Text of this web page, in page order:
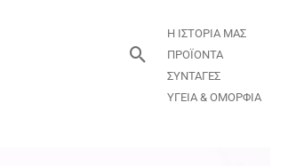
Αναζήτηση
Η ΙΣΤΟΡΙΑ ΜΑΣ
ΠΡΟΪΟΝΤΑ
ΣΥΝΤΑΓΕΣ
ΥΓΕΙΑ & ΟΜΟΡΦΙΑ